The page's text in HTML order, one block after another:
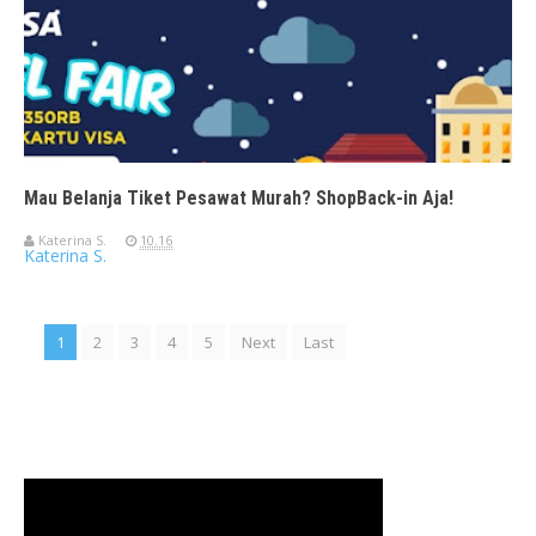
Mau Belanja Tiket Pesawat Murah? ShopBack-in Aja!
Katerina S. 10.16
Katerina S.
1 2 3 4 5 Next Last